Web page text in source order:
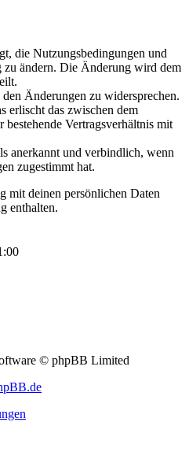
die Nutzungsbedingungen und
zu ändern. Die Änderung wird dem
Änderungen zu widersprechen.
erlischt das zwischen dem
Vertragsverhältnis mit
anerkannt und verbindlich, wenn
zugestimmt hat.
mit deinen persönlichen Daten
enthalten.
© phpBB Limited